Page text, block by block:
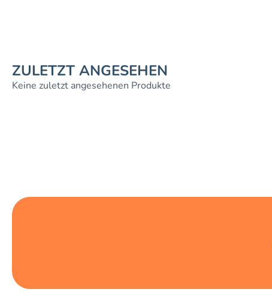
ZULETZT ANGESEHEN
Keine zuletzt angesehenen Produkte